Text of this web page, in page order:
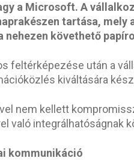
a Microsoft. A
tartása,
nehezen követhető
feltérképezése után a
kiváltására
nem kellett
való
kommunikáció